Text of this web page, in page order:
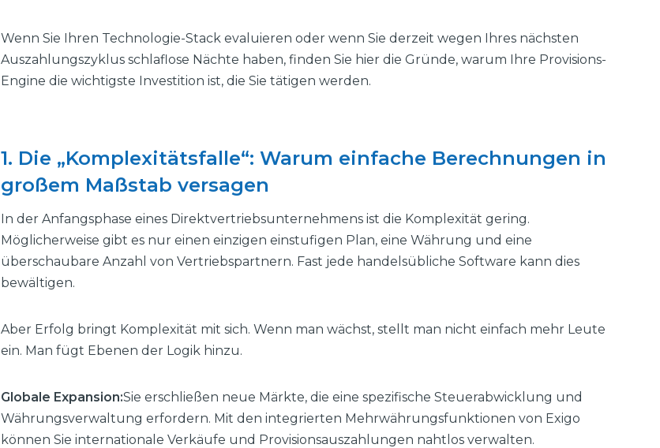
Wenn Sie Ihren Technologie-Stack evaluieren oder wenn Sie derzeit wegen Ihres nächsten
Auszahlungszyklus schlaflose Nächte haben, finden Sie hier die Gründe, warum Ihre Provisions-
Engine die wichtigste Investition ist, die Sie tätigen werden.
1. Die „Komplexitätsfalle“: Warum einfache Berechnungen in
großem Maßstab versagen
In der Anfangsphase eines Direktvertriebsunternehmens ist die Komplexität gering.
Möglicherweise gibt es nur einen einzigen einstufigen Plan, eine Währung und eine
überschaubare Anzahl von Vertriebspartnern. Fast jede handelsübliche Software kann dies
bewältigen.
Aber Erfolg bringt Komplexität mit sich. Wenn man wächst, stellt man nicht einfach mehr Leute
ein. Man fügt Ebenen der Logik hinzu.
Globale Expansion:Sie erschließen neue Märkte, die eine spezifische Steuerabwicklung und
Währungsverwaltung erfordern. Mit den integrierten Mehrwährungsfunktionen von Exigo
können Sie internationale Verkäufe und Provisionsauszahlungen nahtlos verwalten.